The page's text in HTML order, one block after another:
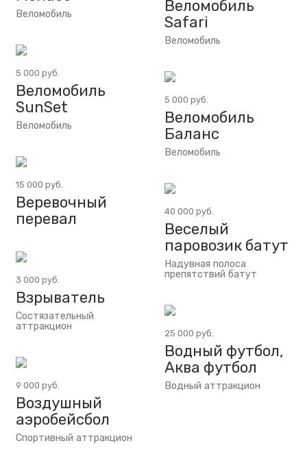
Веломобиль
Веломобиль
Safari
Веломобиль
5 000 руб.
Веломобиль
SunSet
Веломобиль
5 000 руб.
Веломобиль
Баланс
Веломобиль
15 000 руб.
Веревочный
перевал
40 000 руб.
Веселый
паровозик батут
Надувная полоса
препятствий батут
3 000 руб.
Взрыватель
Состязательный
аттракцион
25 000 руб.
Водный футбол,
Аква футбол
Водный аттракцион
9 000 руб.
Воздушный
аэробейсбол
Спортивный аттракцион